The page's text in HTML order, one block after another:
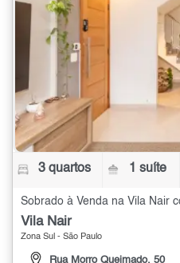
3 quartos 1 suíte
Sobrado à Venda na Vila Nair
Vila Nair
Zona Sul - São Paulo
Rua Morro Queimado, 50